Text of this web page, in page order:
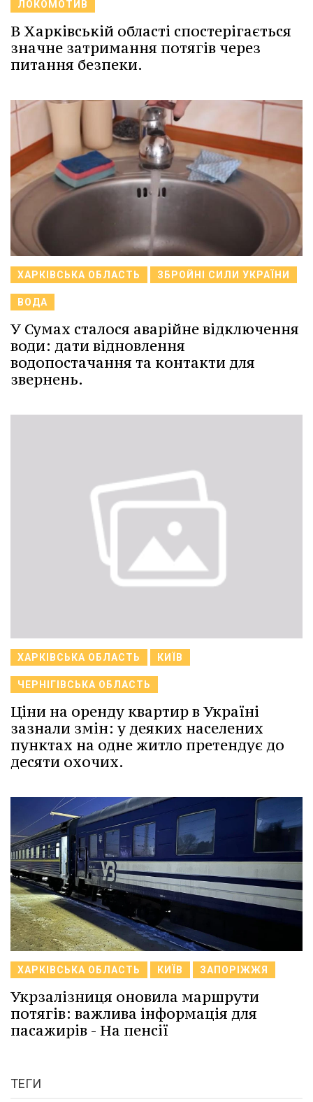
ЛОКОМОТИВ
В Харківській області спостерігається
значне затримання потягів через
питання безпеки.
ХАРКІВСЬКА ОБЛАСТЬ ЗБРОЙНІ СИЛИ УКРАЇНИ
ВОДА
У Сумах сталося аварійне відключення
води: дати відновлення
водопостачання та контакти для
звернень.
ХАРКІВСЬКА ОБЛАСТЬ КИЇВ
ЧЕРНІГІВСЬКА ОБЛАСТЬ
Ціни на оренду квартир в Україні
зазнали змін: у деяких населених
пунктах на одне житло претендує до
десяти охочих.
ХАРКІВСЬКА ОБЛАСТЬ КИЇВ ЗАПОРІЖЖЯ
Укрзалізниця оновила маршрути
потягів: важлива інформація для
пасажирів - На пенсії
ТЕГИ